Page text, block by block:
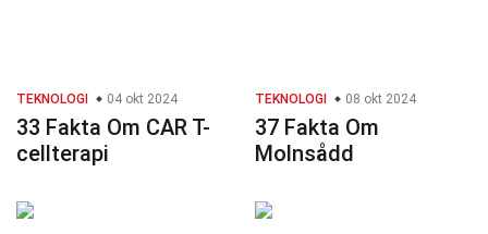
TEKNOLOGI 04 okt 2024
33 Fakta Om CAR T-
cellterapi
TEKNOLOGI 08 okt 2024
37 Fakta Om
Molnsådd